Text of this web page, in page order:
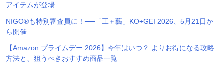
アイテムが登場
NIGO®も特別審査員に！──「工＋藝」KO+GEI 2026、5月21日か
ら開催
【Amazon プライムデー 2026】今年はいつ？ よりお得になる攻略
方法と、狙うべきおすすめ商品一覧